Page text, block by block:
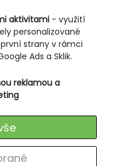
aktivitami - využití
personalizované
strany v rámci
Ads a Sklik.
reklamou a
NEREKA
Kč